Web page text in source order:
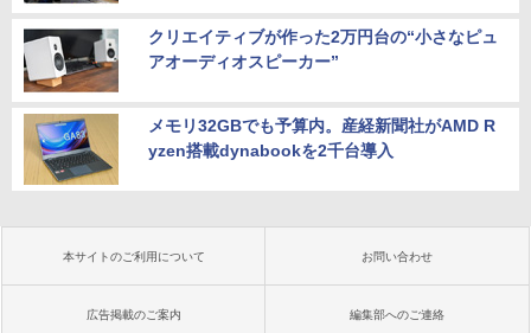
クリエイティブが作った2万円台の“小さなピュ
アオーディオスピーカー”
メモリ32GBでも予算内。産経新聞社がAMD R
yzen搭載dynabookを2千台導入
本サイトのご利用について お問い合わせ
広告掲載のご案内 編集部へのご連絡